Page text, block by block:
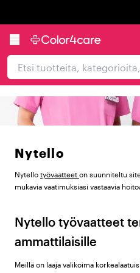
Nytello
Nytello työvaatteet on suunniteltu
mukavia vaatimuksiasi vastaavia
Nytello työvaatteet
ammattilaisille
Meillä on laaja valikoima